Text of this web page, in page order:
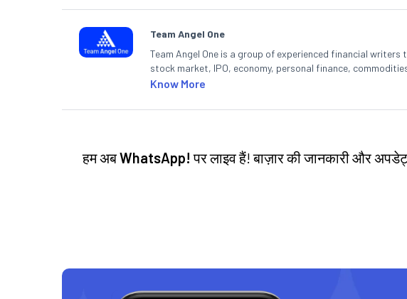
Team Angel One
Team Angel One is a group of experienced financial
stock market, IPO, economy, personal finance,
Know More
हम अबWhatsApp! पर लाइव हैं! बाज़ार की जानकारी और